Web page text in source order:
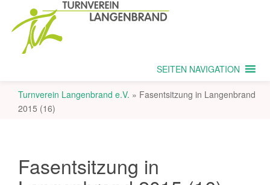
SEITEN NAVIGATION
Turnverein Langenbrand e.V. » Fasentsitzung in Langenbrand
2015 (16)
Fasentsitzung in